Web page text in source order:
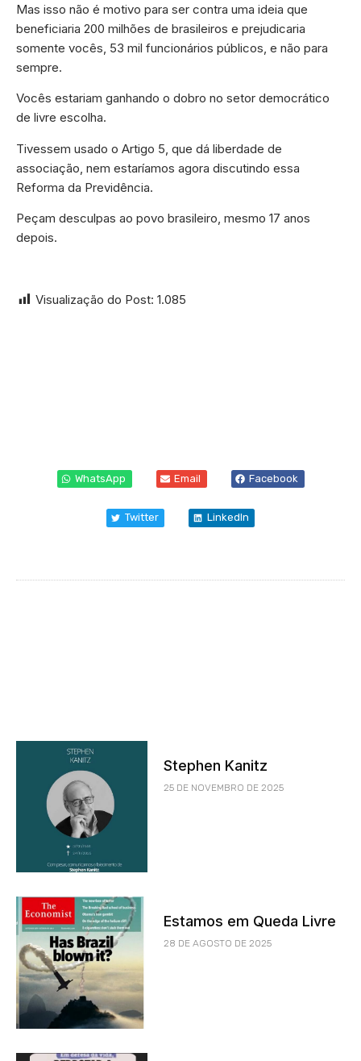
Mas isso não é motivo para ser contra uma ideia que
beneficiaria 200 milhões de brasileiros e prejudicaria
somente vocês, 53 mil funcionários públicos, e não para
sempre.
Vocês estariam ganhando o dobro no setor democrático
de livre escolha.
Tivessem usado o Artigo 5, que dá liberdade de
associação, nem estaríamos agora discutindo essa
Reforma da Previdência.
Peçam desculpas ao povo brasileiro, mesmo 17 anos
depois.
Visualização do Post: 1.085
WhatsApp Email Facebook
Twitter LinkedIn
Stephen Kanitz
25 DE NOVEMBRO DE 2025
Estamos em Queda Livre
28 DE AGOSTO DE 2025